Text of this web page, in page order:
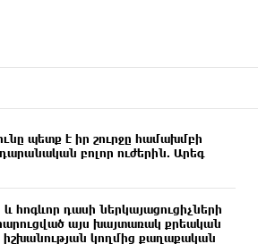
պետք է իր շուրջը համախմբի
բոլոր ուժերին. Արեգ
հոգևոր դասի ներկայացուցիչների
այս խայտառակ քրեական
իշխանության կողմից քաղաքական